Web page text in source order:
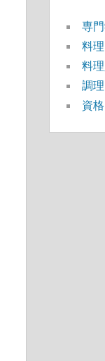
専
料理
料理
調
資格